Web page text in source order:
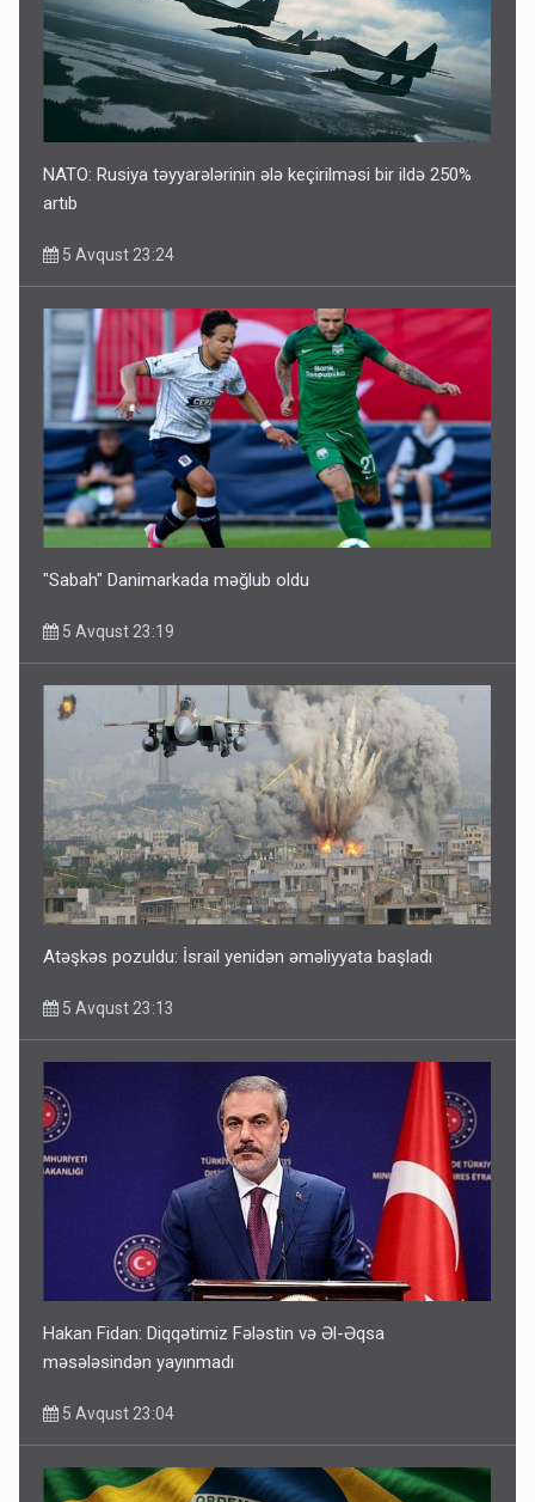
NATO: Rusiya təyyarələrinin ələ keçirilməsi bir ildə 250%
artıb
5 Avqust 23:24
"Sabah" Danimarkada məğlub oldu
5 Avqust 23:19
Atəşkəs pozuldu: İsrail yenidən əməliyyata başladı
5 Avqust 23:13
Hakan Fidan: Diqqətimiz Fələstin və Əl-Əqsa
məsələsindən yayınmadı
5 Avqust 23:04